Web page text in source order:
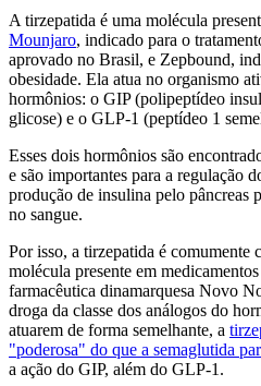
A tirzepatida é uma molécula
Mounjaro, indicado para o
aprovado no Brasil, e Zepbound,
obesidade. Ela atua no organismo
hormônios: o GIP (polipeptídeo
glicose) e o GLP-1 (peptídeo 1
Esses dois hormônios são
e são importantes para a regulação
produção de insulina pelo pâncreas
no sangue.
Por isso, a tirzepatida é comumente
molécula presente em
farmacêutica dinamarquesa Novo
droga da classe dos análogos do
atuarem de forma semelhante, a
"poderosa" do que a semaglutida
a ação do GIP, além do GLP-1.